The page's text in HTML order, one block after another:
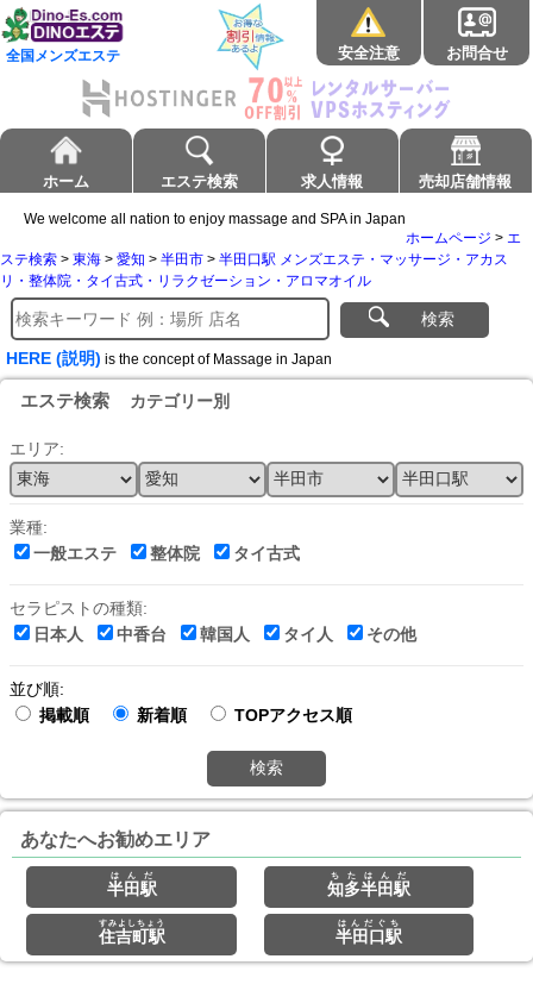
全国メンズエステ 安全注意 お問合せ
ホーム エステ検索 求人情報 売却店舗情報
We welcome all nation to enjoy massage and SPA in Japan
ホームページ > エ
ステ検索 > 東海 > 愛知 > 半田市 > 半田口駅 メンズエステ・マッサージ・アカス
リ・整体院・タイ古式・リラクゼーション・アロマオイル
検索
HERE (説明) is the concept of Massage in Japan
エステ検索 カテゴリー別
エリア:
業種:
一般エステ
整体院 タイ古式
セラピストの種類:
日本人
中香台 韓国人 タイ人 その他
並び順:
掲載順
新着順 TOPアクセス順
検索
あなたへお勧めエリア
半田駅
はんだ
知多半田駅
ちたはんだ
住吉町駅
すみよしちょう
半田口駅
はんだぐち